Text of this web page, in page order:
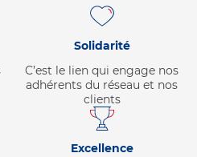
Solidarité
C’est le lien qui engage nos
adhérents du réseau et nos
clients
Excellence